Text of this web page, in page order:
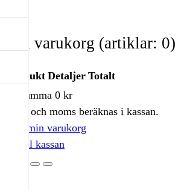
Din varukorg (artiklar: 0)
Produkter
varukorg
Produkt Detaljer Totalt
Delsumma 0 kr
Frakt och moms beräknas i kassan.
Visa min varukorg
Gå till kassan